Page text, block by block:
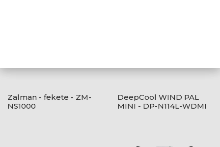
Zalman - fekete - ZM-
NS1000
DeepCool WIND PAL
MINI - DP-N114L-WDMI